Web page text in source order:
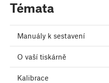
Témata
Manuály k sestavení
O vaší tiskárně
Kalibrace